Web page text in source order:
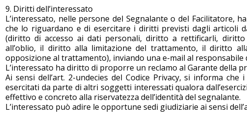
9. Diritti dell’interessato
L’interessato, nelle persone del Segnalante o del Facilitatore,
che lo riguardano e di esercitare i diritti previsti dagli articoli
(diritto di accesso ai dati personali, diritto a rettificarli,
all’oblio, il diritto alla limitazione del trattamento, il diritto
opposizione al trattamento), inviando una e-mail al responsabile
L’interessato ha diritto di proporre un reclamo al Garante della
Ai sensi dell’art. 2-undecies del Codice Privacy, si informa
esercitati da parte di altri soggetti interessati qualora
effettivo e concreto alla riservatezza dell’identità del segnalante.
L’interessato può adire le opportune sedi giudiziarie ai sensi